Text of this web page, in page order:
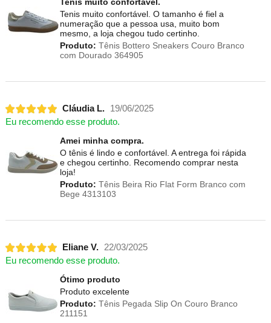
Tenis muito confortável. O tamanho é fiel a
numeração que a pessoa usa, muito bom
mesmo, a loja chegou tudo certinho.
Produto: Tênis Bottero Sneakers Couro Branco
com Dourado 364905
Cláudia L.
19/06/2025
Eu recomendo esse produto.
Amei minha compra.
O tênis é lindo e confortável. A entrega foi rápida
e chegou certinho. Recomendo comprar nesta
loja!
Produto: Tênis Beira Rio Flat Form Branco com
Bege 4313103
Eliane V. 22/03/2025
Eu recomendo esse produto.
Ótimo produto
Produto excelente
Produto: Tênis Pegada Slip On Couro Branco
211151